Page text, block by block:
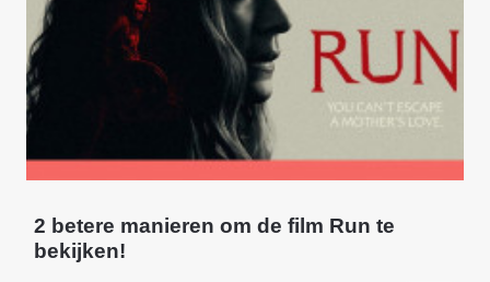
2 betere manieren om de film Run te
bekijken!